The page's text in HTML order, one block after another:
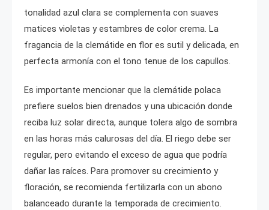
tonalidad azul clara se complementa con suaves
matices violetas y estambres de color crema. La
fragancia de la clemátide en flor es sutil y delicada, en
perfecta armonía con el tono tenue de los capullos.
Es importante mencionar que la clemátide polaca
prefiere suelos bien drenados y una ubicación donde
reciba luz solar directa, aunque tolera algo de sombra
en las horas más calurosas del día. El riego debe ser
regular, pero evitando el exceso de agua que podría
dañar las raíces. Para promover su crecimiento y
floración, se recomienda fertilizarla con un abono
balanceado durante la temporada de crecimiento.